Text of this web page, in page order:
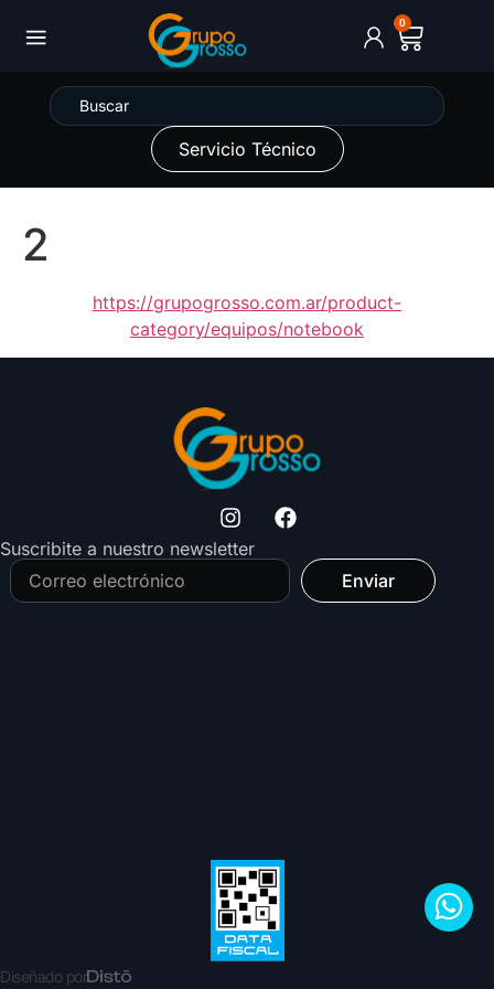
0
Servicio Técnico
2
https://grupogrosso.com.ar/product-
category/equipos/notebook
Suscribite a nuestro newsletter
Enviar
Diseñado por